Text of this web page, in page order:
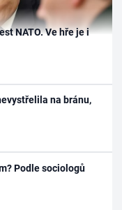
NATO. Ve hře je i
na bránu,
Podle sociologů